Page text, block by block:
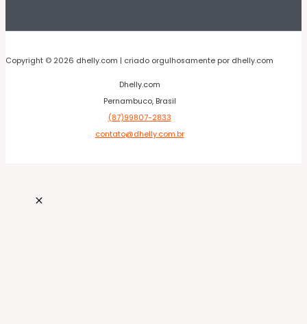
Copyright © 2026 dhelly.com | criado orgulhosamente por dhelly.com
Dhelly.com
Pernambuco, Brasil
(87)99807-2833
contato@dhelly.com.br